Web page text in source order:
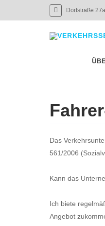
Dorfstraße
Das
561/2006
Kann das
Ich biete
Angebot